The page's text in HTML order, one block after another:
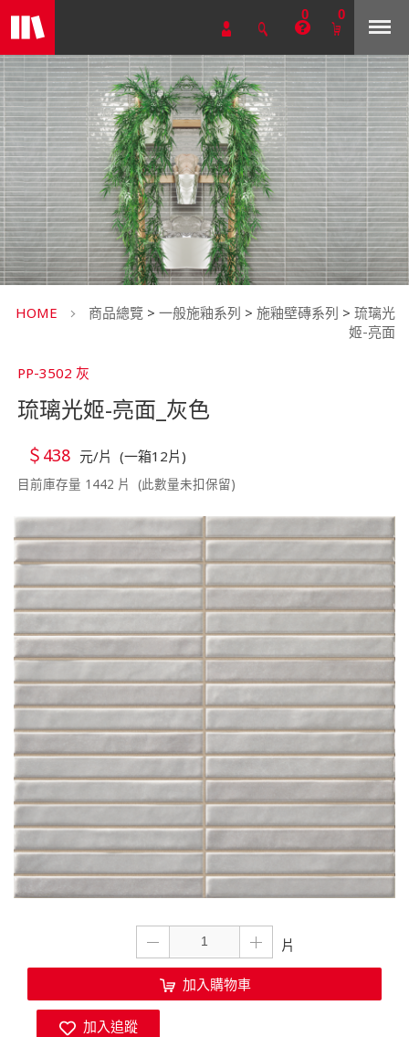
0 0
HOME 商品總覽 > 一般施釉系列 > 施釉壁磚系列 > 琉璃光
姬-亮面
PP-3502 灰
琉璃光姬-亮面_灰色
＄438 元/片 (一箱12片)
目前庫存量 1442 片 (此數量未扣保留)
加入購物車
加入追蹤